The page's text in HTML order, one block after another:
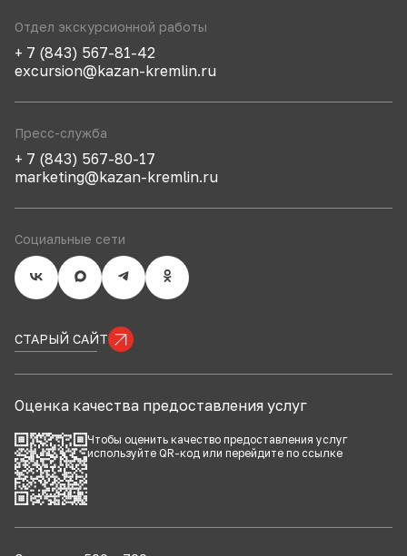
Отдел экскурсионной работы
+ 7 (843) 567-81-42
excursion@kazan-kremlin.ru
Пресс-служба
+ 7 (843) 567-80-17
marketing@kazan-kremlin.ru
Социальные сети
СТАРЫЙ САЙТ
Оценка качества предоставления услуг
Чтобы оценить качество предоставления услуг
используйте QR-код или перейдите по ссылке